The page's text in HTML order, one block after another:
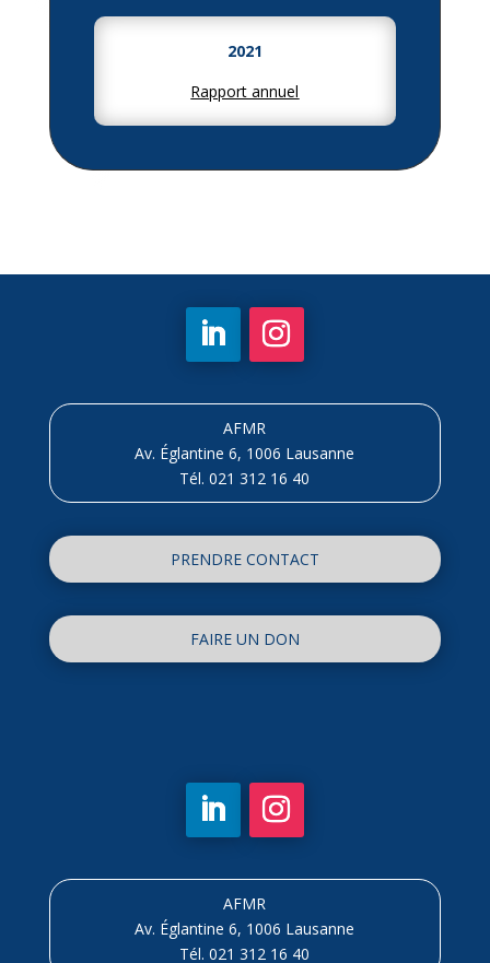
2021
Rapport annuel
AFMR
Av. Églantine 6, 1006 Lausanne
Tél. 021 312 16 40
PRENDRE CONTACT
FAIRE UN DON
AFMR
Av. Églantine 6, 1006 Lausanne
Tél. 021 312 16 40